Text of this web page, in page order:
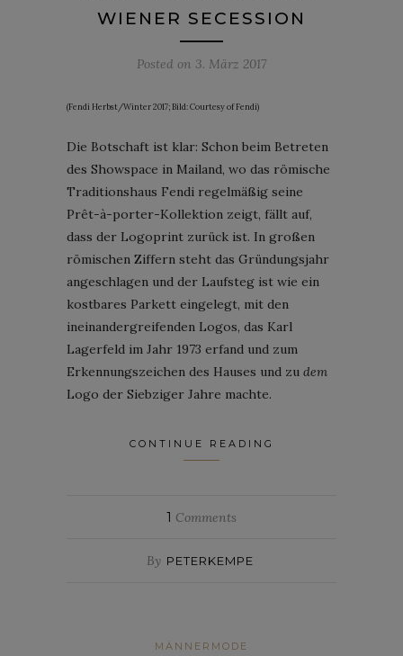
WIENER SECESSION
Posted on 3. März 2017
(Fendi Herbst/Winter 2017; Bild: Courtesy of Fendi)
Die Botschaft ist klar: Schon beim Betreten
des Showspace in Mailand, wo das römische
Traditionshaus Fendi regelmäßig seine
Prêt-à-porter-Kollektion zeigt, fällt auf,
dass der Logoprint zurück ist. In großen
römischen Ziffern steht das Gründungsjahr
angeschlagen und der Laufsteg ist wie ein
kostbares Parkett eingelegt, mit den
ineinandergreifenden Logos, das Karl
Lagerfeld im Jahr 1973 erfand und zum
Erkennungszeichen des Hauses und zu dem
Logo der Siebziger Jahre machte.
CONTINUE READING
1 Comments
By PETERKEMPE
MÄNNERMODE